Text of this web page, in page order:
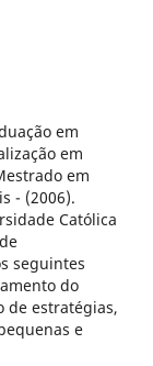
em
em
em
- (2006).
Católica
seguintes
do
de estratégias,
e